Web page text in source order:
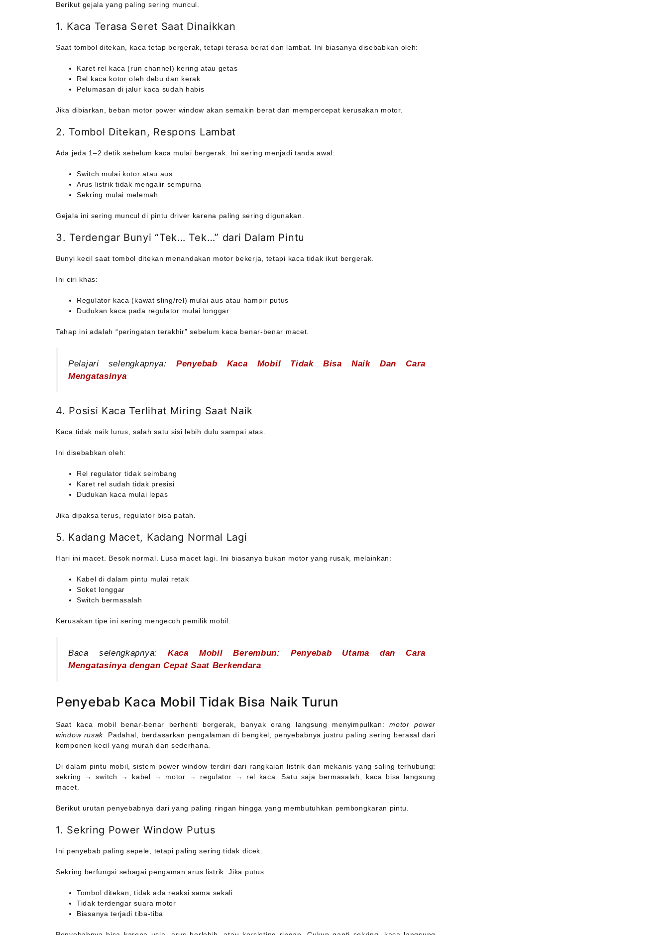
Berikut gejala yang paling sering muncul.
1. Kaca Terasa Seret Saat Dinaikkan
Saat tombol ditekan, kaca tetap bergerak, tetapi terasa berat dan lambat. Ini biasanya disebabkan oleh:
Karet rel kaca (run channel) kering atau getas
Rel kaca kotor oleh debu dan kerak
Pelumasan di jalur kaca sudah habis
Jika dibiarkan, beban motor power window akan semakin berat dan mempercepat kerusakan motor.
2. Tombol Ditekan, Respons Lambat
Ada jeda 1–2 detik sebelum kaca mulai bergerak. Ini sering menjadi tanda awal:
Switch mulai kotor atau aus
Arus listrik tidak mengalir sempurna
Sekring mulai melemah
Gejala ini sering muncul di pintu driver karena paling sering digunakan.
3. Terdengar Bunyi “Tek… Tek…” dari Dalam Pintu
Bunyi kecil saat tombol ditekan menandakan motor bekerja, tetapi kaca tidak ikut bergerak.
Ini ciri khas:
Regulator kaca (kawat sling/rel) mulai aus atau hampir putus
Dudukan kaca pada regulator mulai longgar
Tahap ini adalah “peringatan terakhir” sebelum kaca benar-benar macet.
Pelajari selengkapnya:Penyebab Kaca Mobil Tidak Bisa Naik Dan Cara
Mengatasinya
4. Posisi Kaca Terlihat Miring Saat Naik
Kaca tidak naik lurus, salah satu sisi lebih dulu sampai atas.
Ini disebabkan oleh:
Rel regulator tidak seimbang
Karet rel sudah tidak presisi
Dudukan kaca mulai lepas
Jika dipaksa terus, regulator bisa patah.
5. Kadang Macet, Kadang Normal Lagi
Hari ini macet. Besok normal. Lusa macet lagi. Ini biasanya bukan motor yang rusak, melainkan:
Kabel di dalam pintu mulai retak
Soket longgar
Switch bermasalah
Kerusakan tipe ini sering mengecoh pemilik mobil.
Baca selengkapnya:Kaca Mobil Berembun: Penyebab Utama dan Cara
Mengatasinya dengan Cepat Saat Berkendara
Penyebab Kaca Mobil Tidak Bisa Naik Turun
Saat kaca mobil benar-benar berhenti bergerak, banyak orang langsung menyimpulkan:motor power
window rusak. Padahal, berdasarkan pengalaman di bengkel, penyebabnya justru paling sering berasal dari
komponen kecil yang murah dan sederhana.
Di dalam pintu mobil, sistem power window terdiri dari rangkaian listrik dan mekanis yang saling terhubung:
sekring → switch → kabel → motor → regulator → rel kaca. Satu saja bermasalah, kaca bisa langsung
macet.
Berikut urutan penyebabnya dari yang paling ringan hingga yang membutuhkan pembongkaran pintu.
1. Sekring Power Window Putus
Ini penyebab paling sepele, tetapi paling sering tidak dicek.
Sekring berfungsi sebagai pengaman arus listrik. Jika putus:
Tombol ditekan, tidak ada reaksi sama sekali
Tidak terdengar suara motor
Biasanya terjadi tiba-tiba